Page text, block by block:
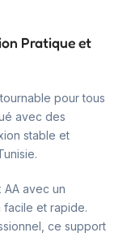
Pratique et
pour tous
avec des
stable et
avec un
facile et rapide.
ce support